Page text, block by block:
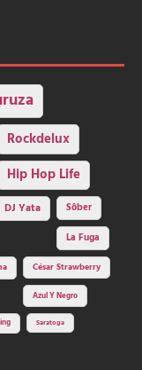
Rockdelux
Hip Hop Life
DJ Yata
Sôber
La Fuga
César Strawberry
Azul Y Negro
Saratoga